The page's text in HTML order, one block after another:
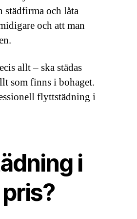
städfirma och låta
och att man
allt – ska städas
som finns i bohaget.
flyttstädning i
i